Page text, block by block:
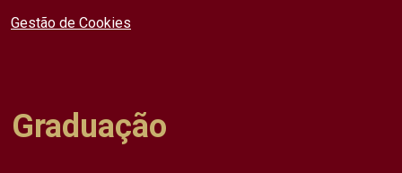
Gestão de Cookies
Graduação